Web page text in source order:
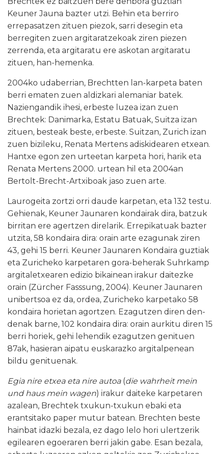
Keuner Jauna bazter utzi. Behin eta berriro
errepasatzen zituen piezok, sarri desegin eta
berregiten zuen argitaratzekoak ziren piezen
zerrenda, eta argitaratu ere askotan argitaratu
zituen, han-hemenka.
2004ko udaberrian, Brechtten lan-karpeta baten
berri ematen zuen aldizkari alemaniar batek.
Naziengandik ihesi, erbeste luzea izan zuen
Brechtek: Danimarka, Estatu Batuak, Suitza izan
zituen, besteak beste, erbeste. Suitzan, Zurich izan
zuen bizileku, Renata Mertens adiskidearen etxean.
Hantxe egon zen urteetan karpeta hori, harik eta
Renata Mertens 2000. urtean hil eta 2004an
Bertolt-Brecht-Artxiboak jaso zuen arte.
Laurogeita zortzi orri daude karpetan, eta 132 testu.
Gehienak, Keuner Jaunaren kondairak dira, batzuk
birritan ere agertzen direlarik. Errepikatuak bazter
utzita, 58 kondaira dira: orain arte ezagunak ziren
43, gehi 15 berri. Keuner Jaunaren Kondaira guztiak
eta Zuricheko karpetaren gora-beherak Suhrkamp
argitaletxearen edizio bikainean irakur daitezke
orain (Zürcher Fasssung, 2004). Keuner Jaunaren
unibertsoa ez da, ordea, Zuricheko karpetako 58
kondaira horietan agortzen. Ezagutzen diren den-
denak barne, 102 kondaira dira: orain aurkitu diren 15
berri horiek, gehi lehendik ezagutzen genituen
87ak, hasieran aipatu euskarazko argitalpenean
bildu genituenak.
Egia nire etxea eta nire autoa(die wahrheit mein
und haus mein wagen) irakur daiteke karpetaren
azalean, Brechtek txukun-txukun ebaki eta
erantsitako paper mutur batean. Brechten beste
hainbat idazki bezala, ez dago lelo hori ulertzerik
egilearen egoeraren berri jakin gabe. Esan bezala,